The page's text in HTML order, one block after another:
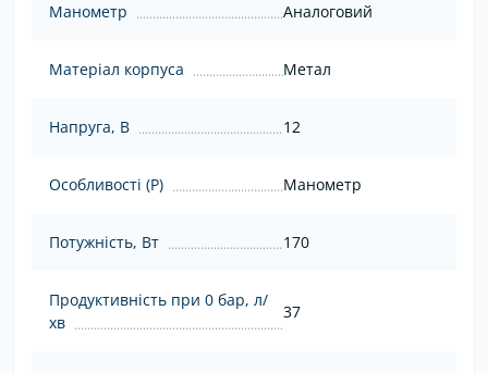
Манометр Аналоговий
Матеріал корпуса Метал
Напруга, В 12
Особливості (Р) Манометр
Потужність, Вт 170
Продуктивність при 0 бар, л/
хв
37